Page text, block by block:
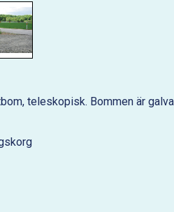
teleskopisk. Bommen är